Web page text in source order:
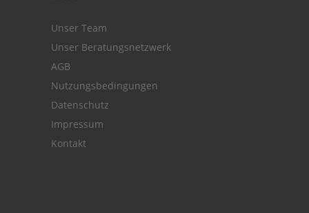
Unser Team
Unser Beratungsnetzwerk
AGB
Nutzungsbedingungen
Datenschutz
Impressum
Kontakt